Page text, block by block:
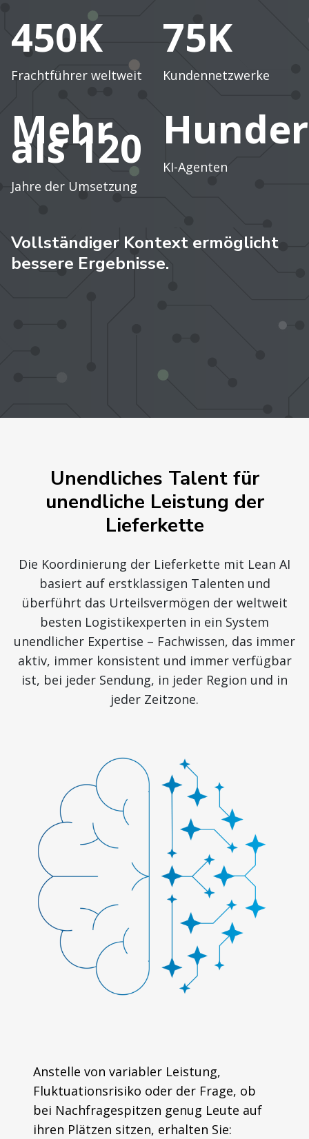
450K
Frachtführer weltweit
75K
Kundennetzwerke
Mehr
als 120
Jahre der Umsetzung
KI-Agenten
Vollständiger Kontext ermöglicht
bessere Ergebnisse.
Unendliches Talent für
unendliche Leistung der
Lieferkette
Die Koordinierung der Lieferkette mit Lean AI
basiert auf erstklassigen Talenten und
überführt das Urteilsvermögen der weltweit
besten Logistikexperten in ein System
unendlicher Expertise – Fachwissen, das immer
aktiv, immer konsistent und immer verfügbar
ist, bei jeder Sendung, in jeder Region und in
jeder Zeitzone.
Anstelle von variabler Leistung,
Fluktuationsrisiko oder der Frage, ob
bei Nachfragespitzen genug Leute auf
ihren Plätzen sitzen, erhalten Sie: